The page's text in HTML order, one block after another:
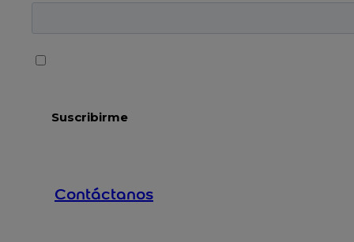
Contáctanos